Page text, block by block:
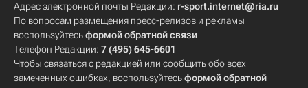
Адрес электронной почты Редакции: r-sport.internet@ria.ru
По вопросам размещения пресс-релизов и рекламы
воспользуйтесьформой обратной связи
Телефон Редакции: 7 (495) 645-6601
Чтобы связаться с редакцией или сообщить обо всех
замеченных ошибках, воспользуйтесьформой обратной